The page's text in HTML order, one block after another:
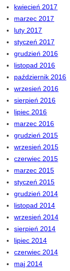
kwiecień 2017
marzec 2017
luty 2017
styczeń 2017
grudzień 2016
listopad 2016
październik 2016
wrzesień 2016
sierpień 2016
lipiec 2016
marzec 2016
grudzień 2015
wrzesień 2015
czerwiec 2015
marzec 2015
styczeń 2015
grudzień 2014
listopad 2014
wrzesień 2014
sierpień 2014
lipiec 2014
czerwiec 2014
maj 2014